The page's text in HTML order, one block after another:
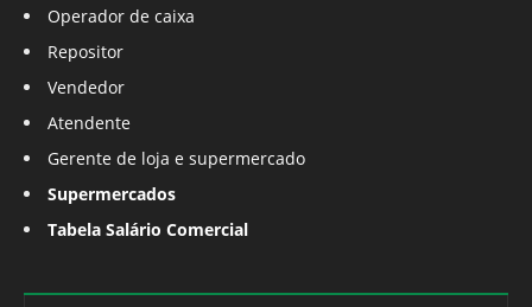
Operador de caixa
Repositor
Vendedor
Atendente
Gerente de loja e supermercado
Supermercados
Tabela Salário Comercial